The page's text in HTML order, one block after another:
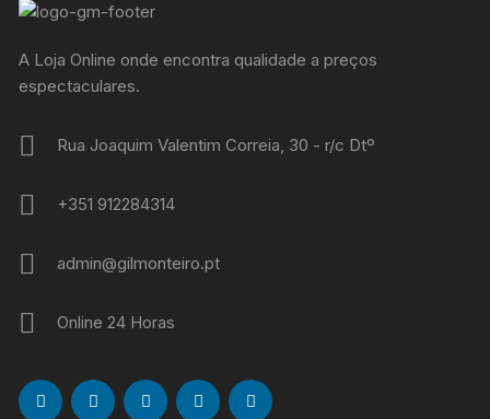
A Loja Online onde encontra qualidade a preços
espectaculares.
Rua Joaquim Valentim Correia, 30 - r/c Dtº
+351 912284314
admin@gilmonteiro.pt
Online 24 Horas